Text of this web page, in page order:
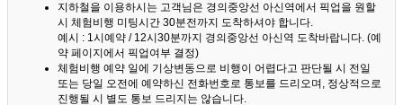
지하철을 이용하시는 고객님은 경의중앙선 아신역에서 픽업을 원할
시 체험비행 미팅시간 30분전까지 도착하셔야 합니다.
예시 : 1시예약 / 12시30분까지 경의중앙선 아신역 도착바랍니다. (예
약 페이지에서 픽업여부 결정)
체험비행 예약 일에 기상변동으로 비행이 어렵다고 판단될 시 전일
또는 당일 오전에 예약하신 전화번호로 통보를 드리오며, 정상적으로
진행될 시 별도 통보 드리지는 않습니다.